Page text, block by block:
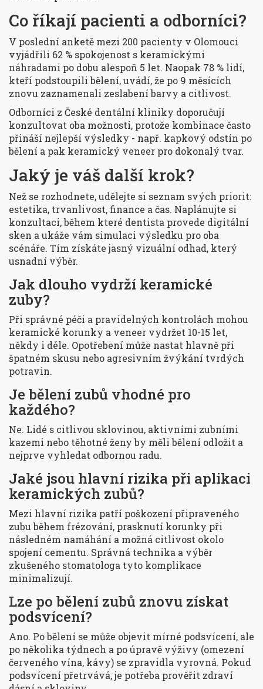
Co říkají pacienti a odborníci?
V poslední anketě mezi 200 pacienty v Olomouci
vyjádřili 62 % spokojenost s keramickými
náhradami po dobu alespoň 5 let. Naopak 78 % lidí,
kteří podstoupili bělení, uvádí, že po 9 měsících
znovu zaznamenali zeslabení barvy a citlivost.
Odborníci z České dentální kliniky doporučují
konzultovat oba možnosti, protože kombinace často
přináší nejlepší výsledky - např. kapkový odstín po
bělení a pak keramický veneer pro dokonalý tvar.
Jaký je váš další krok?
Než se rozhodnete, udělejte si seznam svých priorit:
estetika, trvanlivost, finance a čas. Naplánujte si
konzultaci, během které dentista provede digitální
sken a ukáže vám simulaci výsledku pro oba
scénáře. Tím získáte jasný vizuální odhad, který
usnadní výběr.
Jak dlouho vydrží keramické
zuby?
Při správné péči a pravidelných kontrolách mohou
keramické korunky a veneer vydržet 10-15 let,
někdy i déle. Opotřebení může nastat hlavně při
špatném skusu nebo agresivním žvýkání tvrdých
potravin.
Je bělení zubů vhodné pro
každého?
Ne. Lidé s citlivou sklovinou, aktivními zubními
kazemi nebo těhotné ženy by měli bělení odložit a
nejprve vyhledat odbornou radu.
Jaké jsou hlavní rizika při aplikaci
keramických zubů?
Mezi hlavní rizika patří poškození připraveného
zubu během frézování, prasknutí korunky při
následném namáhání a možná citlivost okolo
spojení cementu. Správná technika a výběr
zkušeného stomatologa tyto komplikace
minimalizují.
Lze po bělení zubů znovu získat
podsvícení?
Ano. Po bělení se může objevit mírné podsvícení, ale
po několika týdnech a po úpravě výživy (omezení
červeného vína, kávy) se zpravidla vyrovná. Pokud
podsvícení přetrvává, je potřeba prověřit zdraví